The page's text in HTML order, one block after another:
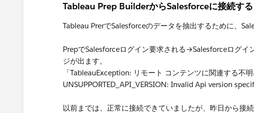
Tableau Prep BuilderからSalesforceに接続す
Tableau PrerでSalesforceのデータを抽出するために、
PrepでSalesforceログイン要求される→Salesforceログ
ジが出ます。
「TableauException: リモート コンテンツに関連する不
UNSUPPORTED_API_VERSION: Invalid Api version
以前までは、正常に接続できていましたが、昨日から接